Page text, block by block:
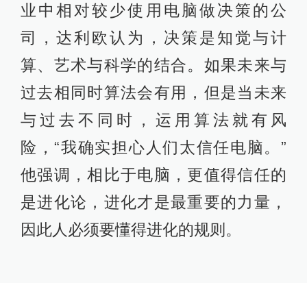
业中相对较少使用电脑做决策的公
司，达利欧认为，决策是知觉与计
算、艺术与科学的结合。如果未来与
过去相同时算法会有用，但是当未来
与过去不同时，运用算法就有风
险，“我确实担心人们太信任电脑。”
他强调，相比于电脑，更值得信任的
是进化论，进化才是最重要的力量，
因此人必须要懂得进化的规则。